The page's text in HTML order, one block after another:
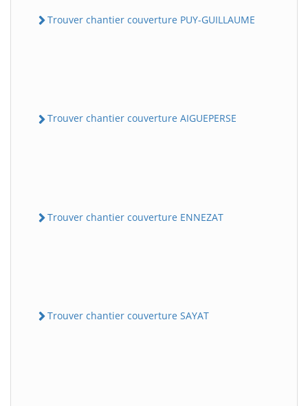
Trouver chantier couverture PUY-GUILLAUME
Trouver chantier couverture AIGUEPERSE
Trouver chantier couverture ENNEZAT
Trouver chantier couverture SAYAT